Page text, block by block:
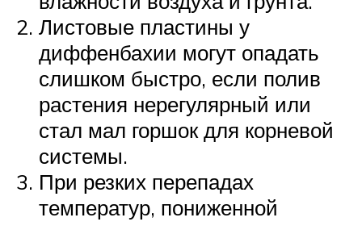
Листовые пластины у
диффенбахии могут опадать
слишком быстро, если полив
растения нерегулярный или
стал мал горшок для корневой
системы.
При резких перепадах
температур, пониженной